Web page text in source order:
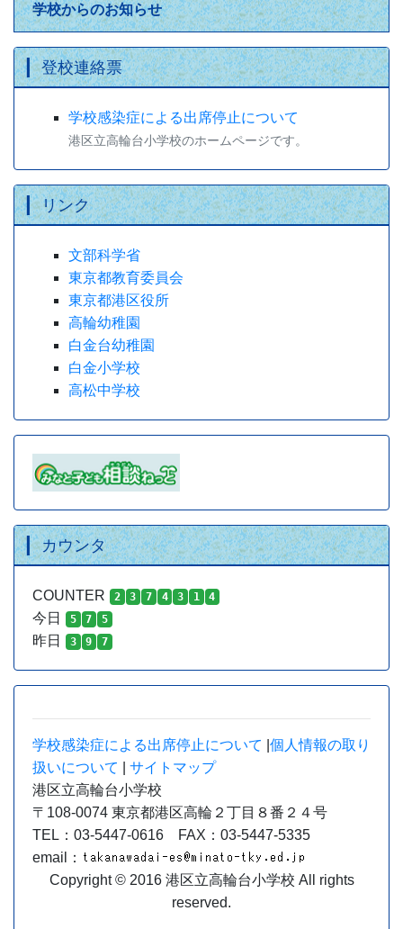
学校からのお知らせ
登校連絡票
学校感染症による出席停止について
港区立高輪台小学校のホームページです。
リンク
文部科学省
東京都教育委員会
東京都港区役所
高輪幼稚園
白金台幼稚園
白金小学校
高松中学校
カウンタ
COUNTER 2 3 7 4 3 1 4
今日 5 7 5
昨日 3 9 7
学校感染症による出席停止について 個人情報の取り
扱いについて
サイトマップ
港区立高輪台小学校
〒108-0074 東京都港区高輪２丁目８番２４号
TEL：03-5447-0616 FAX：03-5447-5335
email：
Copyright © 2016 港区立高輪台小学校 All rights
reserved.